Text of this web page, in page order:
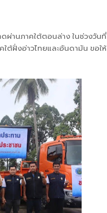
ผ่านภาคใต้ตอนล่าง ในช่วงวันที่
ต้ฝั่งอ่าวไทยและอันดามัน ขอให้